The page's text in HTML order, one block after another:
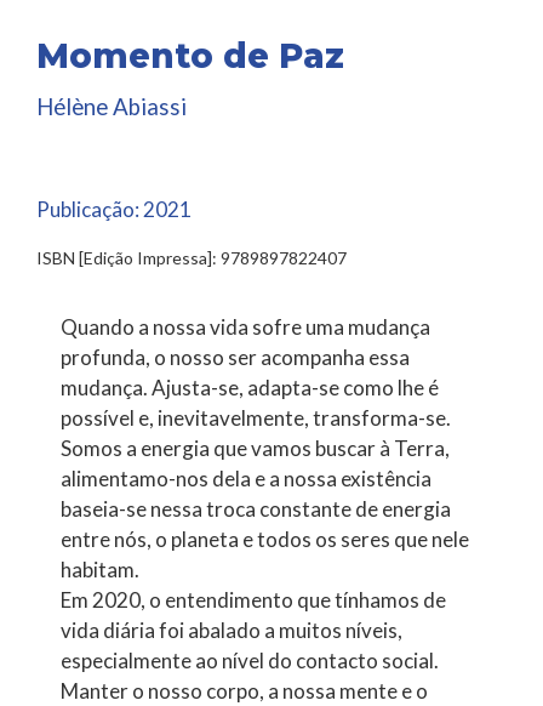
Momento de Paz
Hélène Abiassi
Publicação: 2021
ISBN [Edição Impressa]: 9789897822407
Quando a nossa vida sofre uma mudança
profunda, o nosso ser acompanha essa
mudança. Ajusta-se, adapta-se como lhe é
possível e, inevitavelmente, transforma-se.
Somos a energia que vamos buscar à Terra,
alimentamo-nos dela e a nossa existência
baseia-se nessa troca constante de energia
entre nós, o planeta e todos os seres que nele
habitam.
Em 2020, o entendimento que tínhamos de
vida diária foi abalado a muitos níveis,
especialmente ao nível do contacto social.
Manter o nosso corpo, a nossa mente e o